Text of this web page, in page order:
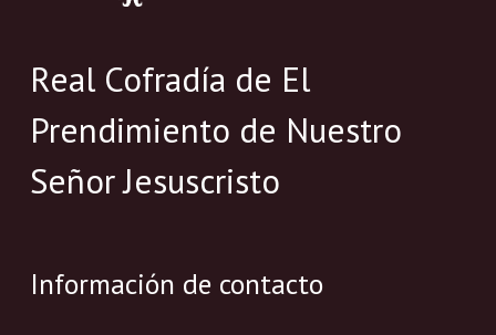
Real Cofradía de El
Prendimiento de Nuestro
Señor Jesuscristo
Información de contacto